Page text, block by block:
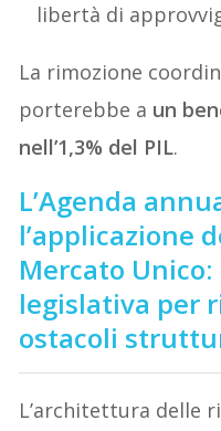
libertà di
La rimozione
porterebbe a un
nell’1,3% del PIL.
L’Agenda
l’applicazione
Mercato
legislativa per
ostacoli
L’architettura delle